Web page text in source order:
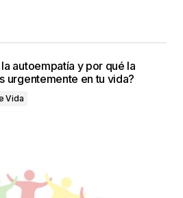
autoempatía y por qué la
urgentemente en tu vida?
Vida